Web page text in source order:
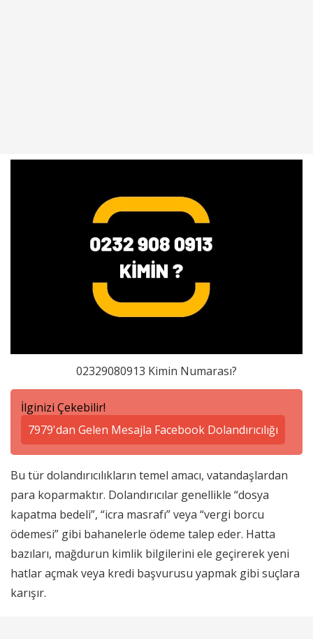
02329080913 Kimin Numarası?
İlginizi Çekebilir!
7979'dan Gelen Mesajla Facebook Dolandırıcılığı
Bu tür dolandırıcılıkların temel amacı, vatandaşlardan
para koparmaktır. Dolandırıcılar genellikle “dosya
kapatma bedeli”, “icra masrafı” veya “vergi borcu
ödemesi” gibi bahanelerle ödeme talep eder. Hatta
bazıları, mağdurun kimlik bilgilerini ele geçirerek yeni
hatlar açmak veya kredi başvurusu yapmak gibi suçlara
karışır.